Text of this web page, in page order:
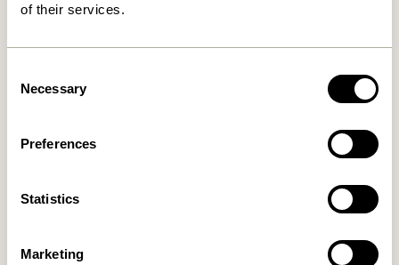
of their services.
Selection
Necessary
Preferences
Statistics
Marketing
Hübsch
Hübsch Retail ApS (B2C)
USt-IdNr. 41732350
USt-IdNr. 41732350
7400 Herning
Kontakt
Mo – Do: 09:00 – 15:00
Freitag: 09:00 – 14:00
Kundenservice